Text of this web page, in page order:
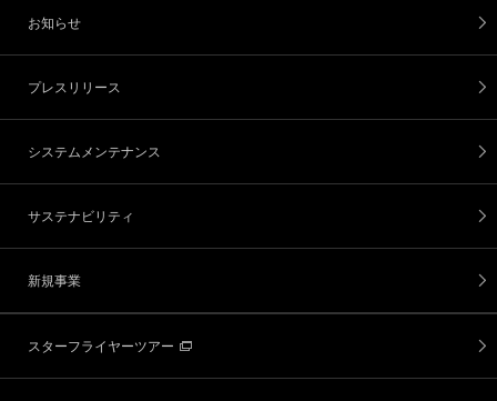
お知らせ
プレスリリース
システムメンテナンス
サステナビリティ
新規事業
スターフライヤーツアー